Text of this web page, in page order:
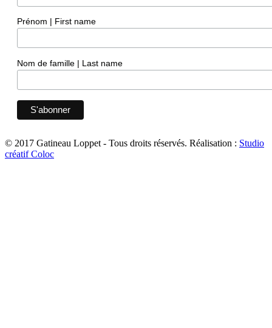
Prénom | First name
Nom de famille | Last name
© 2017 Gatineau Loppet - Tous droits réservés. Réalisation : Studio
créatif Coloc